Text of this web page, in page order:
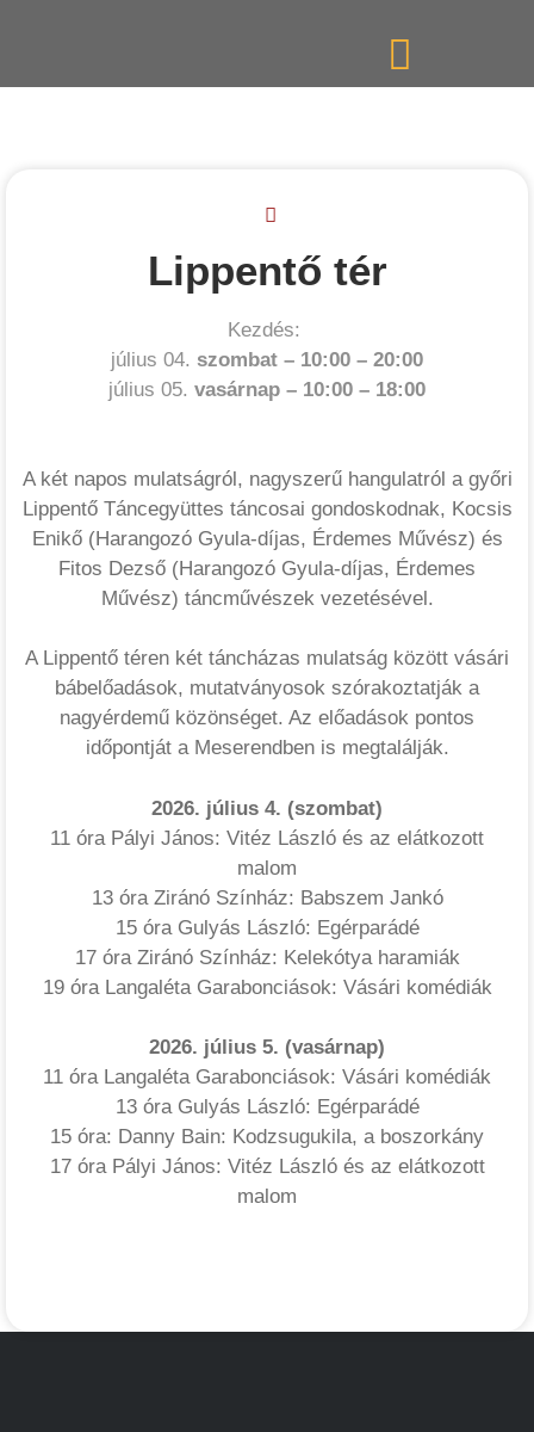
Lippentő tér
Kezdés:
július 04. szombat – 10:00 – 20:00
július 05. vasárnap – 10:00 – 18:00
A két napos mulatságról, nagyszerű hangulatról a győri
Lippentő Táncegyüttes táncosai gondoskodnak, Kocsis
Enikő (Harangozó Gyula-díjas, Érdemes Művész) és
Fitos Dezső (Harangozó Gyula-díjas, Érdemes
Művész) táncművészek vezetésével.
A Lippentő téren két táncházas mulatság között vásári
bábelőadások, mutatványosok szórakoztatják a
nagyérdemű közönséget. Az előadások pontos
időpontját a Meserendben is megtalálják.
2026. július 4. (szombat)
11 óra Pályi János: Vitéz László és az elátkozott
malom
13 óra Ziránó Színház: Babszem Jankó
15 óra Gulyás László: Egérparádé
17 óra Ziránó Színház: Kelekótya haramiák
19 óra Langaléta Garabonciások: Vásári komédiák
2026. július 5. (vasárnap)
11 óra Langaléta Garabonciások: Vásári komédiák
13 óra Gulyás László: Egérparádé
15 óra: Danny Bain: Kodzsugukila, a boszorkány
17 óra Pályi János: Vitéz László és az elátkozott
malom